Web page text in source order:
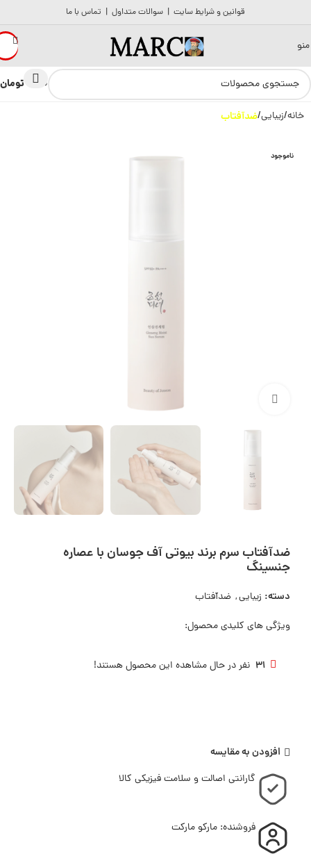
قوانین و شرایط سایت | سوالات متداول | تماس با ما
منو
0 تومان
خانه زیبایی ضدآفتاب
ناموجود
ضدآفتاب سرم برند بیوتی آف جوسان با عصاره
جنسینگ
دسته: زیبایی, ضدآفتاب
ویژگی های کلیدی محصول:
31 نفر در حال مشاهده این محصول هستند!
افزودن به مقایسه
گارانتی اصالت و سلامت فیزیکی کالا
فروشنده: مارکو مارکت